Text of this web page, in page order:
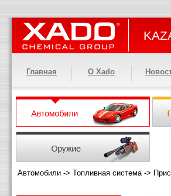
Главная О Xado
Автомобили -> Топливная система->